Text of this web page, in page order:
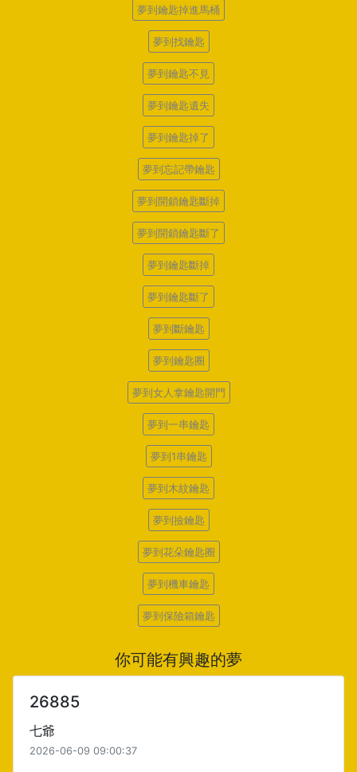
夢到鑰匙掉進馬桶
夢到找鑰匙
夢到鑰匙不見
夢到鑰匙遺失
夢到鑰匙掉了
夢到忘記帶鑰匙
夢到開鎖鑰匙斷掉
夢到開鎖鑰匙斷了
夢到鑰匙斷掉
夢到鑰匙斷了
夢到斷鑰匙
夢到鑰匙圈
夢到女人拿鑰匙開門
夢到一串鑰匙
夢到1串鑰匙
夢到木紋鑰匙
夢到撿鑰匙
夢到花朵鑰匙圈
夢到機車鑰匙
夢到保險箱鑰匙
你可能有興趣的夢
26885
七爺
2026-06-09 09:00:37